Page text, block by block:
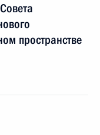
пространстве